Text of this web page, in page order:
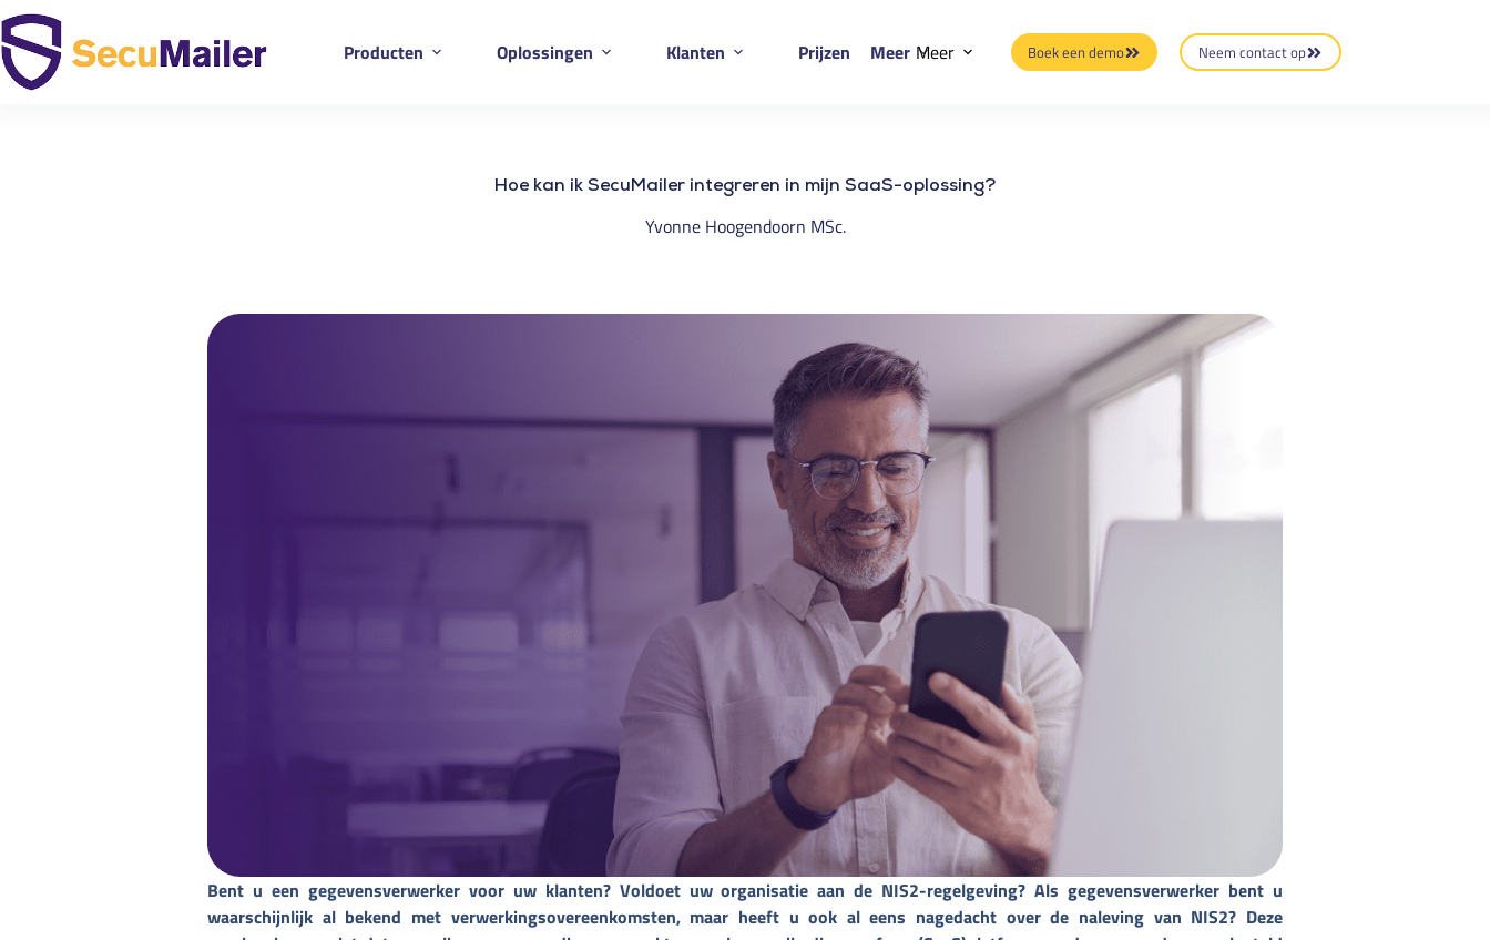
Producten Oplossingen Klanten Prijzen Meer Meer Boek een demo Neem contact op
Hoe kan ik SecuMailer integreren in mijn SaaS-oplossing?
Yvonne Hoogendoorn MSc.
Bent u een gegevensverwerker voor uw klanten? Voldoet uw organisatie aan de NIS2-regelgeving? Als gegevensverwerker bent u
waarschijnlijk al bekend met verwerkingsovereenkomsten, maar heeft u ook al eens nagedacht over de naleving van NIS2? Deze